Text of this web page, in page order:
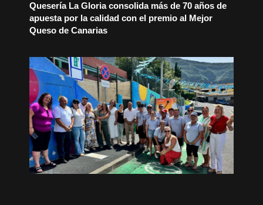
Quesería La Gloria consolida más de 70 años de
apuesta por la calidad con el premio al Mejor
Queso de Canarias